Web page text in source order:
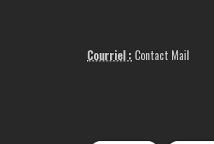
Courriel : Contact Mail